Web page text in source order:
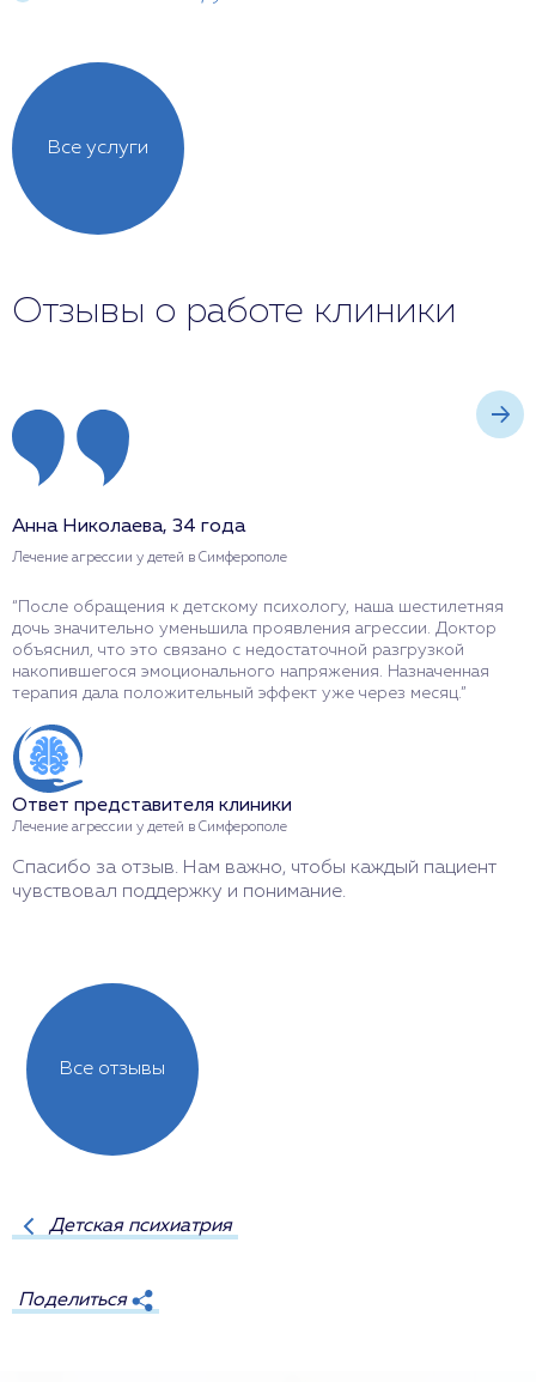
Все услуги
Отзывы о работе клиники
Анна Николаева, 34 года
Лечение агрессии у детей в Симферополе
“После обращения к детскому психологу, наша шестилетняя
дочь значительно уменьшила проявления агрессии. Доктор
объяснил, что это связано с недостаточной разгрузкой
накопившегося эмоционального напряжения. Назначенная
терапия дала положительный эффект уже через месяц.”
Ответ представителя клиники
Лечение агрессии у детей в Симферополе
Спасибо за отзыв. Нам важно, чтобы каждый пациент
чувствовал поддержку и понимание.
Все отзывы
Детская психиатрия
Поделиться